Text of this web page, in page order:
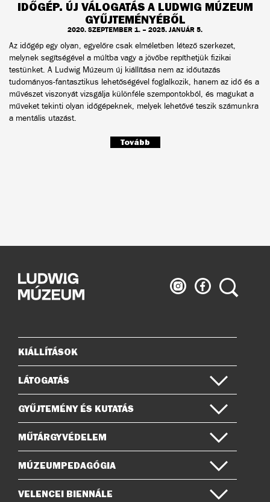
IDŐGÉP. ÚJ VÁLOGATÁS A LUDWIG MÚZEUM
GYŰJTEMÉNYÉBŐL
2020. SZEPTEMBER 1. – 2025. JANUÁR 5.
Az időgép egy olyan, egyelőre csak elméletben létező szerkezet,
melynek segítségével a múltba vagy a jövőbe repíthetjük fizikai
testünket. A Ludwig Múzeum új kiállítása nem az időutazás
tudományos-fantasztikus lehetőségével foglalkozik, hanem az idő és a
művészet viszonyát vizsgálja különféle szempontokból, és magukat a
műveket tekinti olyan időgépeknek, melyek lehetővé teszik számunkra
a mentális utazást.
Tovább
Ludwig
Múzeum
Ludwig
Múzeum
Keresés
Oldaltérkép
KIÁLLÍTÁSOK
LÁTOGATÁS
GYŰJTEMÉNY ÉS KUTATÁS
MŰTÁRGYVÉDELEM
MÚZEUMPEDAGÓGIA
VELENCEI BIENNÁLE